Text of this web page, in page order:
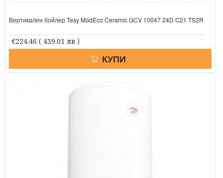
Вертикален бойлер Tesy ModEco Ceramic GCV 10047 24D C21 TS2R
€224.46 ( 439.01 лв )
КУПИ